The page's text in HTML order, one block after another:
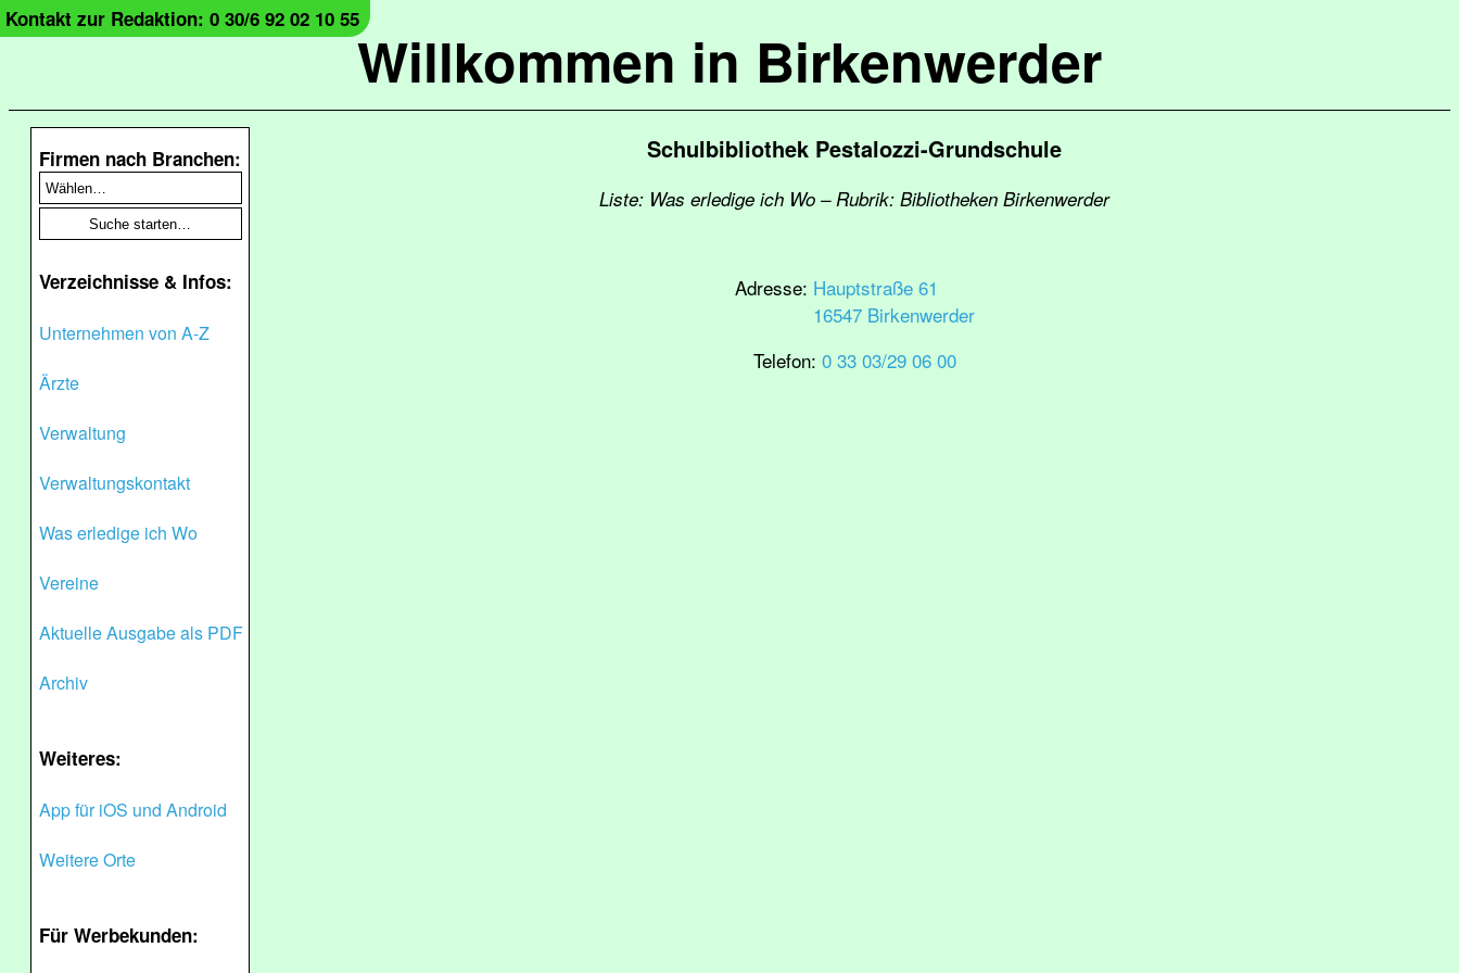
Willkommen in Birkenwerder
Kontakt zur Redaktion: 0 30/6 92 02 10 55
Firmen nach Branchen:
Verzeichnisse & Infos:
Unternehmen von A-Z
Ärzte
Verwaltung
Verwaltungskontakt
Was erledige ich Wo
Vereine
Aktuelle Ausgabe als PDF
Archiv
Weiteres:
App für iOS und Android
Weitere Orte
Für Werbekunden:
Schulbibliothek Pestalozzi-Grundschule
Liste: Was erledige ich Wo – Rubrik: Bibliotheken Birkenwerder
Adresse: Hauptstraße 61
16547 Birkenwerder
Telefon: 0 33 03/29 06 00